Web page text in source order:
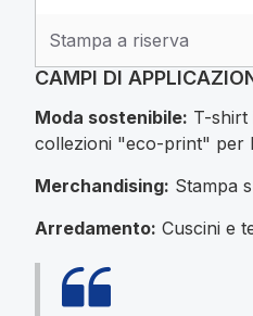
Stampa a riserva
CAMPI DI
Moda sostenibile: T-shirt
collezioni "eco-print" per
Merchandising: Stampa
Arredamento: Cuscini e